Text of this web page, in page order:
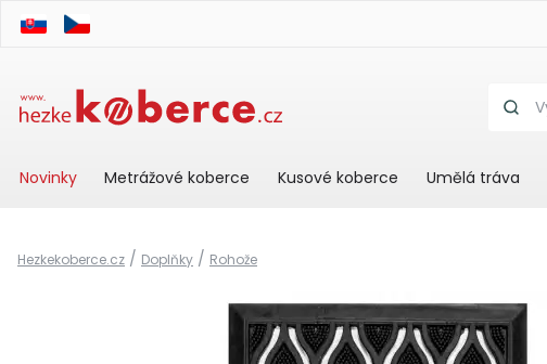
Novinky Metrážové koberce Kusové koberce Umělá tráva
Hezkekoberce.cz / Doplňky / Rohože